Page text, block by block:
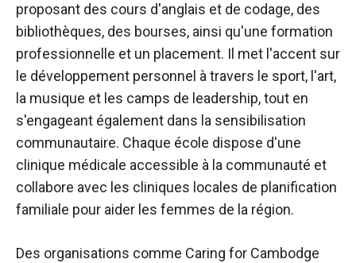
proposant des cours d'anglais et de codage, des
bibliothèques, des bourses, ainsi qu'une formation
professionnelle et un placement. Il met l'accent sur
le développement personnel à travers le sport, l'art,
la musique et les camps de leadership, tout en
s'engageant également dans la sensibilisation
communautaire. Chaque école dispose d'une
clinique médicale accessible à la communauté et
collabore avec les cliniques locales de planification
familiale pour aider les femmes de la région.
Des organisations comme Caring for Cambodge